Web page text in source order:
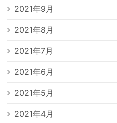
2021年9月
2021年8月
2021年7月
2021年6月
2021年5月
2021年4月